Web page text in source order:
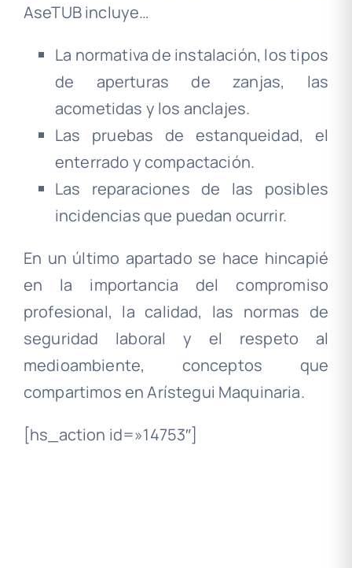
AseTUB incluye…
La normativa de instalación, los tipos
de aperturas de zanjas, las
acometidas y los anclajes.
Las pruebas de estanqueidad, el
enterrado y compactación.
Las reparaciones de las posibles
incidencias que puedan ocurrir.
En un último apartado se hace hincapié
en la importancia del compromiso
profesional, la calidad, las normas de
seguridad laboral y el respeto al
medioambiente, conceptos que
compartimos en Arístegui Maquinaria.
[hs_action id=»14753″]